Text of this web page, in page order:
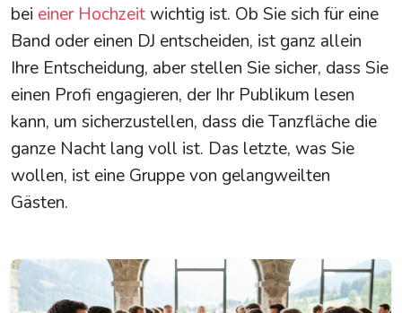
bei einer Hochzeitwichtig ist. Ob Sie sich für eine
Band oder einen DJ entscheiden, ist ganz allein
Ihre Entscheidung, aber stellen Sie sicher, dass Sie
einen Profi engagieren, der Ihr Publikum lesen
kann, um sicherzustellen, dass die Tanzfläche die
ganze Nacht lang voll ist. Das letzte, was Sie
wollen, ist eine Gruppe von gelangweilten
Gästen.